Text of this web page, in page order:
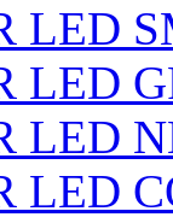
LED
LED
LED
LED